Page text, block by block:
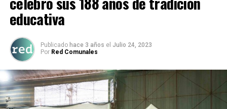
educativa
Publicado hace 3 años el Julio 24, 2023
Por Red Comunales